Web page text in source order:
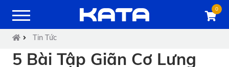
0
Tin Tức
5 Bài Tập Giãn Cơ Lưng